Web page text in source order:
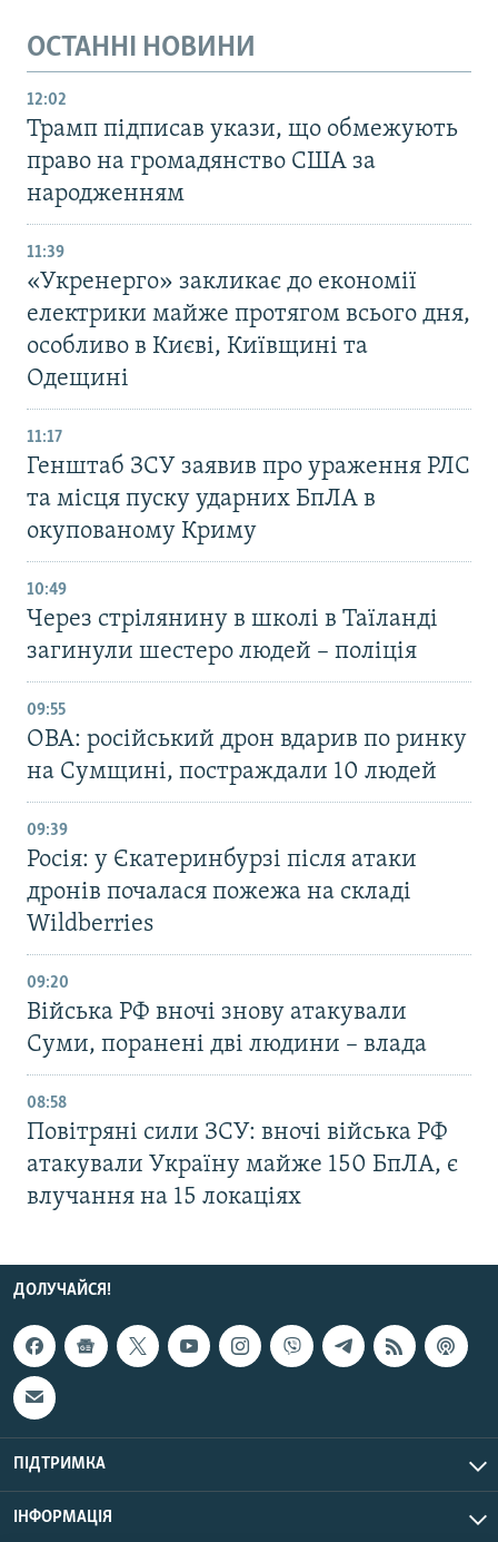
ОСТАННІ НОВИНИ
12:02
Трамп підписав укази, що обмежують
право на громадянство США за
народженням
11:39
«Укренерго» закликає до економії
електрики майже протягом всього дня,
особливо в Києві, Київщині та
Одещині
11:17
Генштаб ЗСУ заявив про ураження РЛС
та місця пуску ударних БпЛА в
окупованому Криму
10:49
Через стрілянину в школі в Таїланді
загинули шестеро людей – поліція
09:55
ОВА: російський дрон вдарив по ринку
на Сумщині, постраждали 10 людей
09:39
Росія: у Єкатеринбурзі після атаки
дронів почалася пожежа на складі
Wildberries
09:20
Війська РФ вночі знову атакували
Суми, поранені дві людини – влада
08:58
Повітряні сили ЗСУ: вночі війська РФ
атакували Україну майже 150 БпЛА, є
влучання на 15 локаціях
ДОЛУЧАЙСЯ!
ПІДТРИМКА
ІНФОРМАЦІЯ